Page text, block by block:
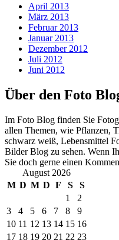
April 2013
März 2013
Februar 2013
Januar 2013
Dezember 2012
Juli 2012
Juni 2012
Über den Foto
Im Foto Blog finden Sie
allen Themen, wie Pflanzen,
schwarz weiß, Lebensmittel
Bilder Blog zu sehen. Wenn
Sie doch gerne einen
August 2026
M D M D F S
S
1
2
3
4 5 6 7 8
9
10 11 12 13 14 15 16
17 18 19 20 21 22 23